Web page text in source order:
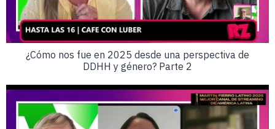
¿Cómo nos fue en 2025 desde una perspectiva de
DDHH y género? Parte 2